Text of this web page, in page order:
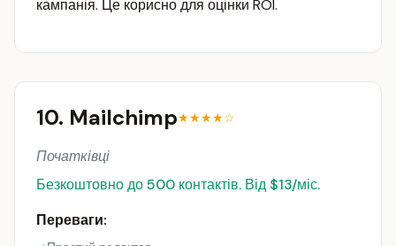
кампанія. Це корисно для оцінки ROI.
10. Mailchimp★★★★☆
Початківці
Безкоштовно до 500 контактів. Від $13/міс.
Переваги: